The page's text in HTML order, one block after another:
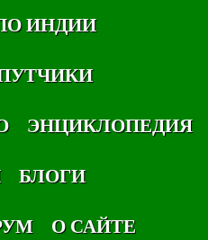
ИНДИИ
ЭНЦИКЛОПЕДИЯ
БЛОГИ
О САЙТЕ